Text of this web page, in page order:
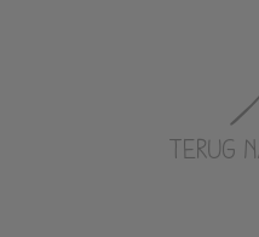
TERUG